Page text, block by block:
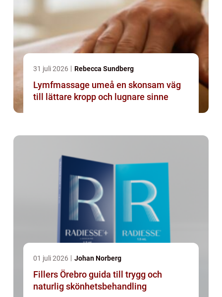
31 juli 2026 Rebecca Sundberg
Lymfmassage umeå en skonsam väg
till lättare kropp och lugnare sinne
01 juli 2026 Johan Norberg
Fillers Örebro guida till trygg och
naturlig skönhetsbehandling